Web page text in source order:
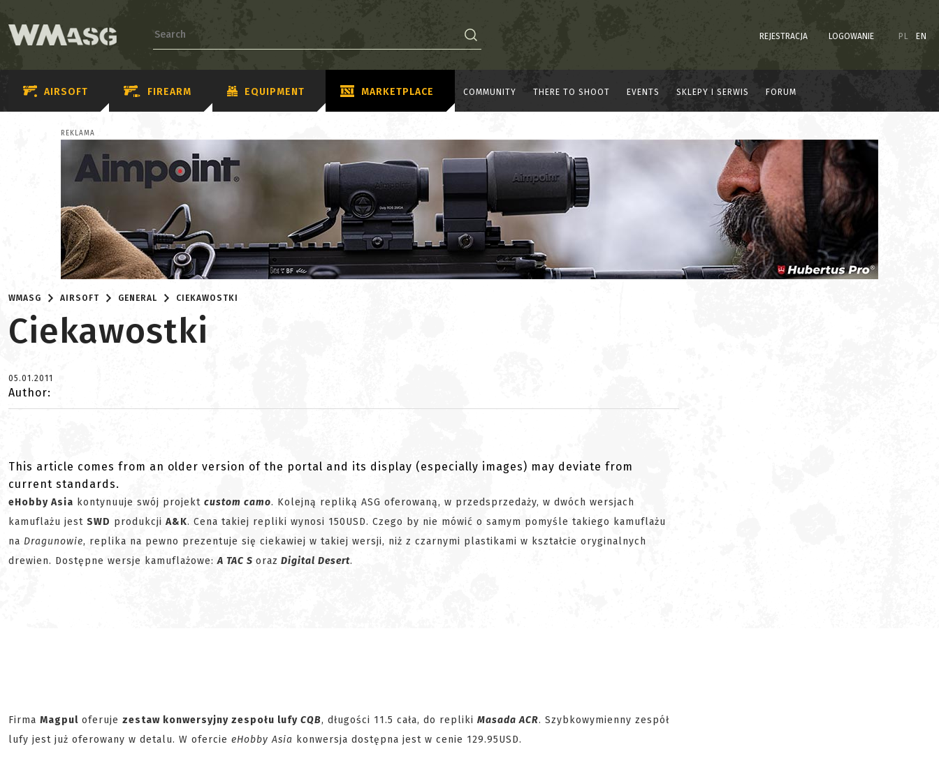
REJESTRACJA LOGOWANIE PL EN
AIRSOFT FIREARM EQUIPMENT MARKETPLACE COMMUNITY THERE TO SHOOT EVENTS SKLEPY I SERWIS FORUM
REKLAMA
WMASG AIRSOFT GENERAL CIEKAWOSTKI
Ciekawostki
05.01.2011
Author:
This article comes from an older version of the portal and its display (especially images) may deviate from
current standards.
eHobby Asia kontynuuje swój projekt custom camo. Kolejną repliką ASG oferowaną, w przedsprzedaży, w dwóch wersjach
kamuflażu jest SWD produkcji A&K. Cena takiej repliki wynosi 150USD. Czego by nie mówić o samym pomyśle takiego kamuflażu
na Dragunowie, replika na pewno prezentuje się ciekawiej w takiej wersji, niż z czarnymi plastikami w kształcie oryginalnych
drewien. Dostępne wersje kamuflażowe:A TAC S oraz Digital Desert.
Firma Magpul oferuje zestaw konwersyjny zespołu lufy CQB, długości 11.5 cała, do repliki Masada ACR. Szybkowymienny zespół
lufy jest już oferowany w detalu. W ofercie eHobby Asia konwersja dostępna jest w cenie 129.95USD.